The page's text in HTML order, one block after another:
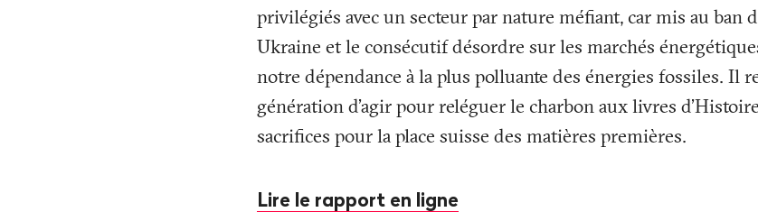
privilégiés avec un secteur par nature méfiant, car mis au ban
Ukraine et le consécutif désordre sur les marchés
notre dépendance à la plus polluante des énergies fossiles. Il
génération d’agir pour reléguer le charbon aux livres
sacrifices pour la place suisse des matières premières.
Lire le rapport en ligne